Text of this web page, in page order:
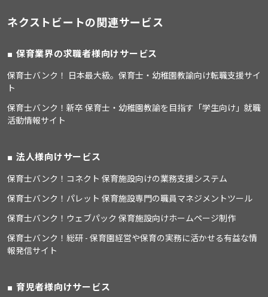
ネクストビートの関連サービス
保育業界の求職者様向けサービス
保育士バンク！ 日本最大級。保育士・幼稚園教諭向け転職支援サイ
ト
保育士バンク！新卒 保育士・幼稚園教諭を目指す「学生向け」就職
活動情報サイト
法人様向けサービス
保育士バンク！コネクト 保育施設向けの業務支援システム
保育士バンク！パレット 保育施設専門の職員マネジメントツール
保育士バンク！ウェブパック 保育施設向けホームページ制作
保育士バンク！総研 - 保育園経営や保育の実務に活かせる有益な情
報発信サイト
育児者様向けサービス